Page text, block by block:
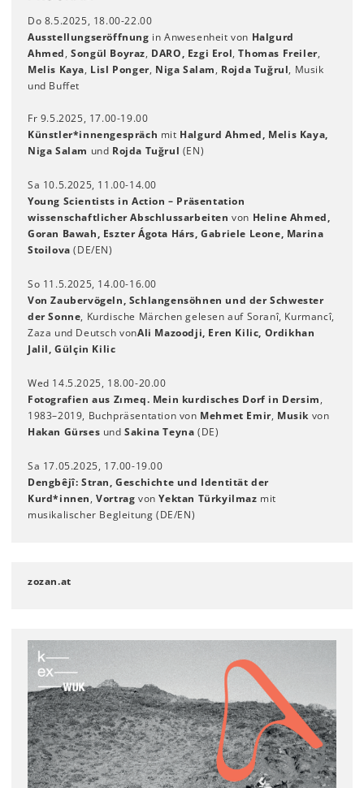
Do 8.5.2025, 18.00-22.00
Ausstellungseröffnung in Anwesenheit von Halgurd
Ahmed, Songül Boyraz, DARO, Ezgi Erol, Thomas Freiler,
Melis Kaya, Lisl Ponger, Niga Salam, Rojda Tuğrul, Musik
und Buffet
Fr 9.5.2025, 17.00-19.00
Künstler*innengespräch mit Halgurd Ahmed, Melis Kaya,
Niga Salam und Rojda Tuğrul (EN)
Sa 10.5.2025, 11.00-14.00
Young Scientists in Action – Präsentation
wissenschaftlicher Abschlussarbeiten von Heline Ahmed,
Goran Bawah, Eszter Ágota Hárs, Gabriele Leone, Marina
Stoilova (DE/EN)
So 11.5.2025, 14.00-16.00
Von Zaubervögeln, Schlangensöhnen und der Schwester
der Sonne, Kurdische Märchen gelesen auf Soranî, Kurmancî,
Zaza und Deutsch vonAli Mazoodji, Eren Kilic, Ordikhan
Jalil, Gülçin Kilic
Wed 14.5.2025, 18.00-20.00
Fotografien aus Zımeq. Mein kurdisches Dorf in Dersim,
1983–2019, Buchpräsentation von Mehmet Emir, Musik von
Hakan Gürses undSakina Teyna (DE)
Sa 17.05.2025, 17.00-19.00
Dengbêjî: Stran,Geschichte und Identität der
Kurd*innen, Vortrag von Yektan Türkyilmaz mit
musikalischer Begleitung (DE/EN)
zozan.at